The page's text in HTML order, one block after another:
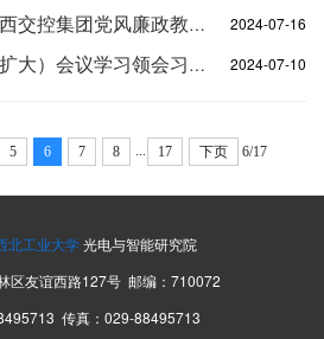
我院组织教职工赴陕西交控集团党风廉政教育基地开展主题党日学习活动 2024-07-16
我院召开党总支会（扩大）会议学习领会习近平总书记关于西北工业大学哈萨克斯坦分校的重要指示精神 2024-07-10
5 6 7 8 17 下页 6/17
北工业大学光电与智能研究院
区友谊西路127号 邮编：710072
传真：029-88495713